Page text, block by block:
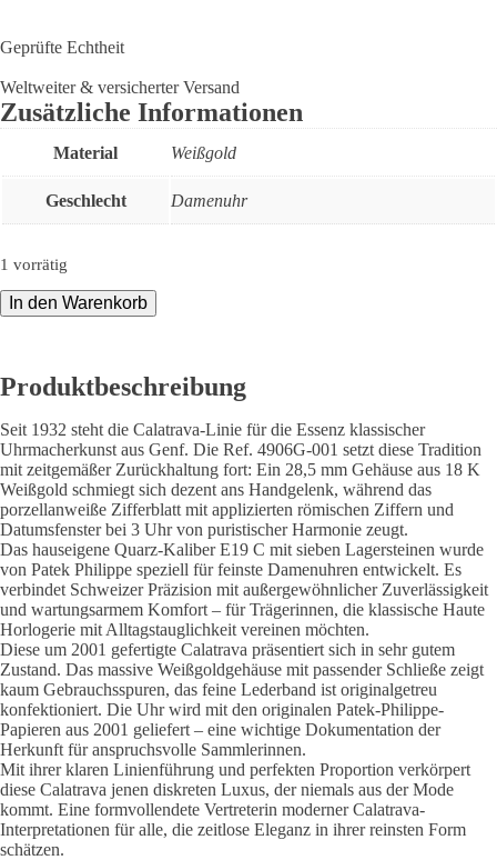
Geprüfte Echtheit
Weltweiter & versicherter Versand
Zusätzliche Informationen
Material Weißgold
Geschlecht Damenuhr
1 vorrätig
Patek
Philippe
Weiß
Papiere
Ref.
4906G-
001
Menge
In den Warenkorb
Produktbeschreibung
Seit 1932 steht die Calatrava-Linie für die Essenz klassischer
Uhrmacherkunst aus Genf. Die Ref. 4906G-001 setzt diese Tradition
mit zeitgemäßer Zurückhaltung fort: Ein 28,5 mm Gehäuse aus 18 K
Weißgold schmiegt sich dezent ans Handgelenk, während das
porzellanweiße Zifferblatt mit applizierten römischen Ziffern und
Datumsfenster bei 3 Uhr von puristischer Harmonie zeugt.
Das hauseigene Quarz-Kaliber E19 C mit sieben Lagersteinen wurde
von Patek Philippe speziell für feinste Damenuhren entwickelt. Es
verbindet Schweizer Präzision mit außergewöhnlicher Zuverlässigkeit
und wartungsarmem Komfort – für Trägerinnen, die klassische Haute
Horlogerie mit Alltagstauglichkeit vereinen möchten.
Diese um 2001 gefertigte Calatrava präsentiert sich in sehr gutem
Zustand. Das massive Weißgoldgehäuse mit passender Schließe zeigt
kaum Gebrauchsspuren, das feine Lederband ist originalgetreu
konfektioniert. Die Uhr wird mit den originalen Patek-Philippe-
Papieren aus 2001 geliefert – eine wichtige Dokumentation der
Herkunft für anspruchsvolle Sammlerinnen.
Mit ihrer klaren Linienführung und perfekten Proportion verkörpert
diese Calatrava jenen diskreten Luxus, der niemals aus der Mode
kommt. Eine formvollendete Vertreterin moderner Calatrava-
Interpretationen für alle, die zeitlose Eleganz in ihrer reinsten Form
schätzen.